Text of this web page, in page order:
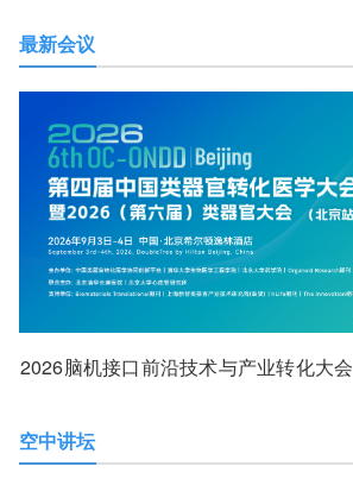
最新会议
2026脑机接口前沿技术与产业转化大会
空中讲坛